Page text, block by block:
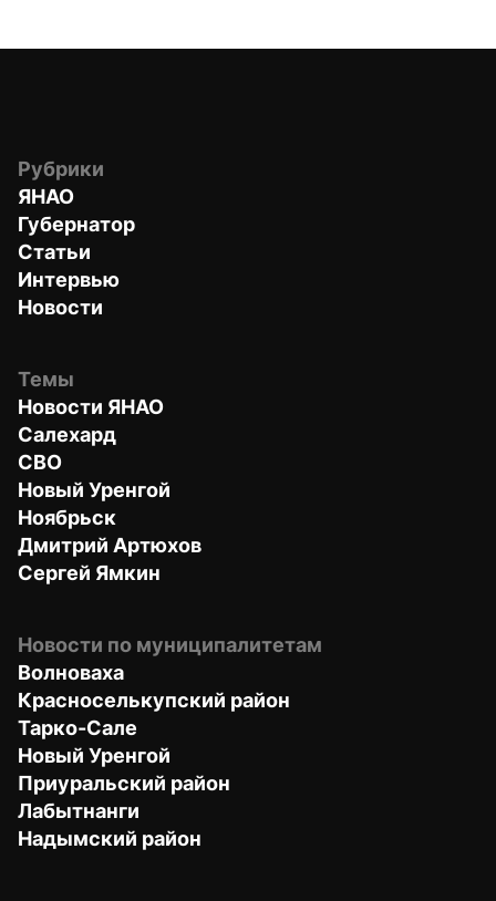
Рубрики
ЯНАО
Губернатор
Статьи
Интервью
Новости
Темы
Новости ЯНАО
Салехард
СВО
Новый Уренгой
Ноябрьск
Дмитрий Артюхов
Сергей Ямкин
Новости по муниципалитетам
Волноваха
Красноселькупский район
Тарко-Сале
Новый Уренгой
Приуральский район
Лабытнанги
Надымский район